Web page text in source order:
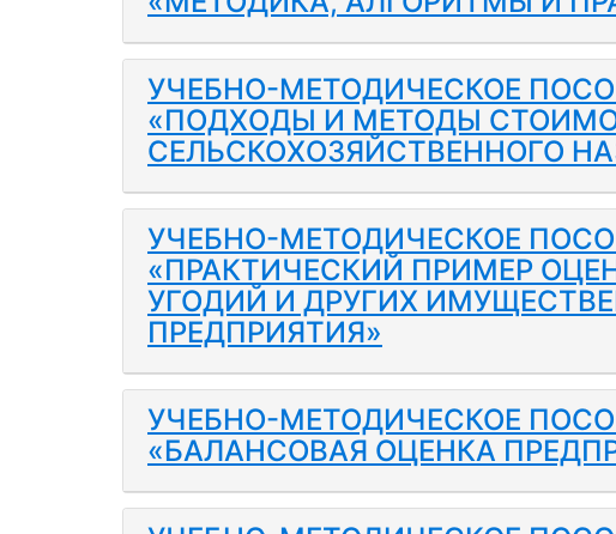
УЧЕБНО-МЕТОДИЧЕСКОЕ
«ПОДХОДЫ И МЕТОДЫ
СЕЛЬСКОХОЗЯЙСТВЕННОГО
УЧЕБНО-МЕТОДИЧЕСКОЕ
«ПРАКТИЧЕСКИЙ ПРИМЕР
УГОДИЙ И ДРУГИХ
ПРЕДПРИЯТИЯ»
УЧЕБНО-МЕТОДИЧЕСКОЕ
«БАЛАНСОВАЯ ОЦЕНКА